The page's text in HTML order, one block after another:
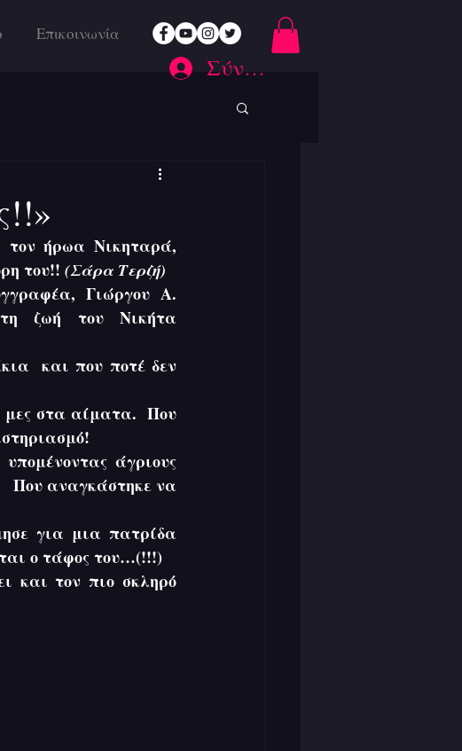
Επικοινωνία
Σύνδεση
του!! (Σάρα Τερζή)
Γιώργου Α.
ζωή του Νικήτα
και που ποτέ δεν
μες στα αίματα.  Που
άγριους
Που αναγκάστηκε να
για μια πατρίδα
ο τάφος του…(!!!)
και τον πιο σκληρό